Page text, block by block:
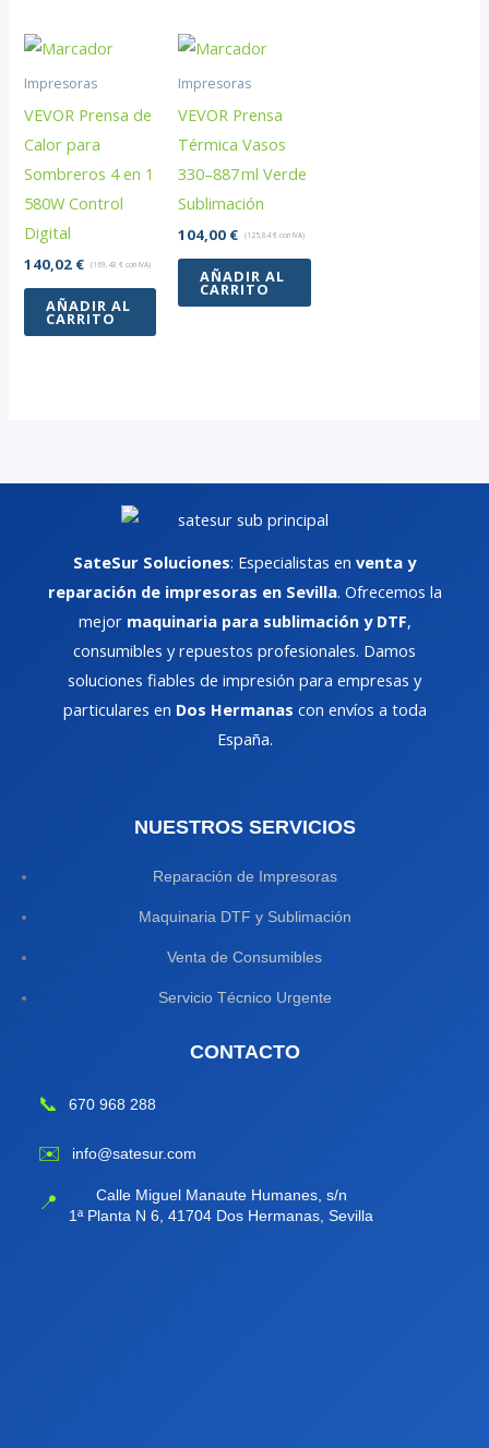
Impresoras
VEVOR Prensa de
Calor para
Sombreros 4 en 1
580W Control
Digital
140,02 € (169,43€ con IVA)
AÑADIR AL
CARRITO
Impresoras
VEVOR Prensa
Térmica Vasos
330–887 ml Verde
Sublimación
104,00 € (125,84€ con IVA)
AÑADIR AL
CARRITO
SateSur Soluciones: Especialistas en venta y
reparación de impresoras en Sevilla. Ofrecemos la
mejor maquinaria para sublimación y DTF,
consumibles y repuestos profesionales. Damos
soluciones fiables de impresión para empresas y
particulares en Dos Hermanas con envíos a toda
España.
NUESTROS SERVICIOS
Reparación de Impresoras
Maquinaria DTF y Sublimación
Venta de Consumibles
Servicio Técnico Urgente
CONTACTO
📞 670 968 288
✉️ info@satesur.com
📍
Calle Miguel Manaute Humanes, s/n
1ª Planta N 6, 41704 Dos Hermanas, Sevilla